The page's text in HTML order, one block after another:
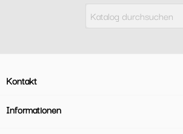
Kontakt
Informationen